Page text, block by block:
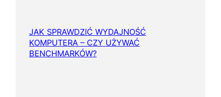
JAK SPRAWDZIĆ WYDAJNOŚĆ
KOMPUTERA – CZY UŻYWAĆ
BENCHMARKÓW?